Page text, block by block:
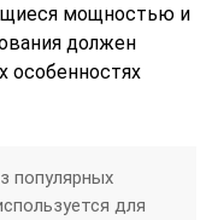
мощностью и
должен
особенностях
популярных
для